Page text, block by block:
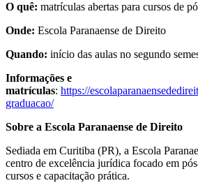
O quê: matrículas abertas para cursos de
Onde: Escola Paranaense de Direito
Quando: início das aulas no segundo
Informações e
matrículas: https://
graduacao/
Sobre a Escola Paranaense de Direito
Sediada em Curitiba (PR), a Escola
centro de excelência jurídica focado em
cursos e capacitação prática.